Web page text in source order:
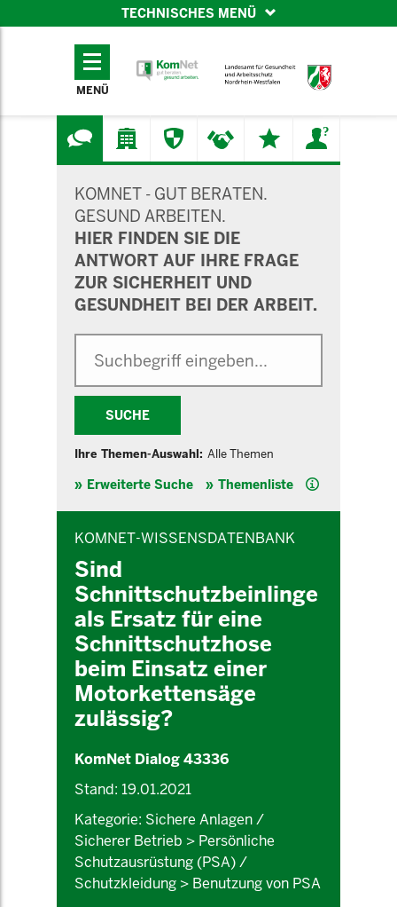
TECHNISCHES MENÜ
TECHNISCHES
MENÜ
KOMNET - GUT BERATEN.
GESUND ARBEITEN.
HIER FINDEN SIE DIE
ANTWORT AUF IHRE FRAGE
ZUR SICHERHEIT UND
GESUNDHEIT BEI DER ARBEIT.
SUCHE
Ihre Themen-Auswahl: Alle Themen
Erweiterte Suche Themenliste Hilfe
KOMNET-WISSENSDATENBANK
Sind
Schnittschutzbeinlinge
als Ersatz für eine
Schnittschutzhose
beim Einsatz einer
Motorkettensäge
zulässig?
KomNet Dialog 43336
Stand: 19.01.2021
Kategorie: Sichere Anlagen /
Sicherer Betrieb > Persönliche
Schutzausrüstung (PSA) /
Schutzkleidung > Benutzung von PSA